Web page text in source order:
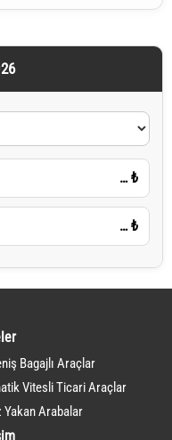
… ₺
… ₺
Bagajlı Araçlar
Vitesli Ticari Araçlar
Yakan Arabalar